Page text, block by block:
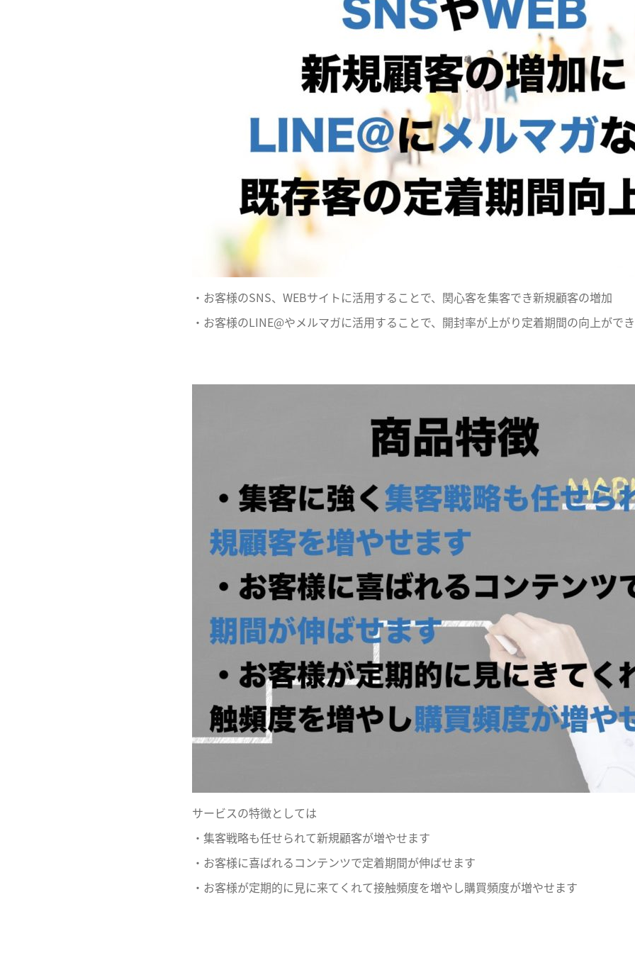
・お客様のSNS、WEBサイトに活用することで、関心客を集客でき新規顧客の増加
・お客様のLINE@やメルマガに活用することで、開封率が上がり定着期間の向上がで
サービスの特徴としては
・集客戦略も任せられて新規顧客が増やせます
・お客様に喜ばれるコンテンツで定着期間が伸ばせます
・お客様が定期的に見に来てくれて接触頻度を増やし購買頻度が増やせます